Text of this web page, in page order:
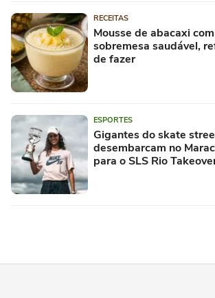
RECEITAS
Mousse de abacaxi
sobremesa saudável,
de fazer
ESPORTES
Gigantes do skate
desembarcam no
para o SLS Rio